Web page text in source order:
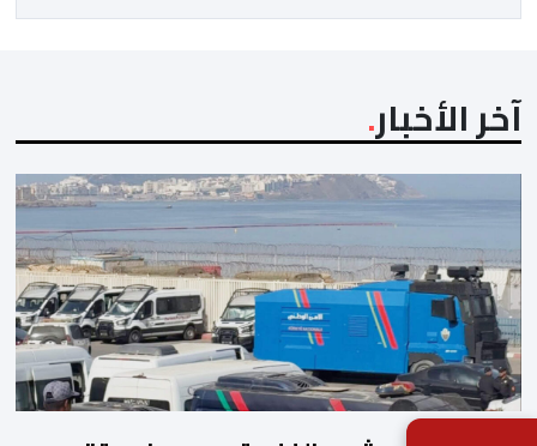
وقالت المنظمة إن عددا من العالقين يعيشون […]
آخر الأخبار